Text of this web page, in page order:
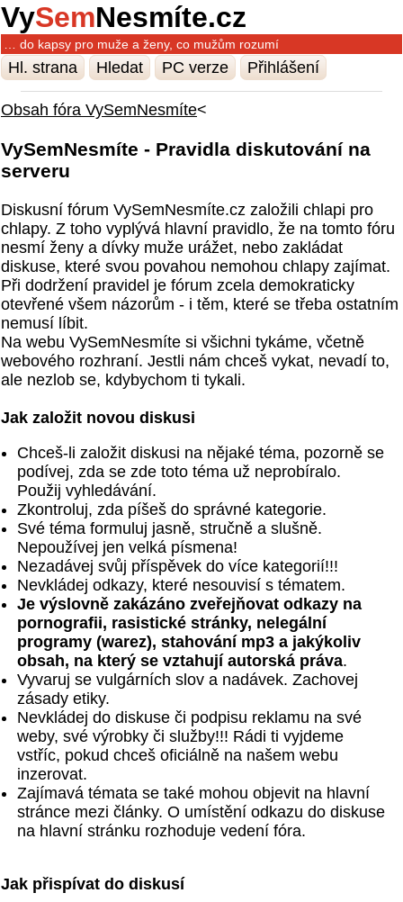
VySemNesmíte.cz
… do kapsy pro muže a ženy, co mužům rozumí
Hl. strana Hledat PC verze Přihlášení
Obsah fóra VySemNesmíte<
VySemNesmíte - Pravidla diskutování na
serveru
Diskusní fórum VySemNesmíte.cz založili chlapi pro
chlapy. Z toho vyplývá hlavní pravidlo, že na tomto fóru
nesmí ženy a dívky muže urážet, nebo zakládat
diskuse, které svou povahou nemohou chlapy zajímat.
Při dodržení pravidel je fórum zcela demokraticky
otevřené všem názorům - i těm, které se třeba ostatním
nemusí líbit.
Na webu VySemNesmíte si všichni tykáme, včetně
webového rozhraní. Jestli nám chceš vykat, nevadí to,
ale nezlob se, kdybychom ti tykali.
Jak založit novou diskusi
Chceš-li založit diskusi na nějaké téma, pozorně se
podívej, zda se zde toto téma už neprobíralo.
Použij vyhledávání.
Zkontroluj, zda píšeš do správné kategorie.
Své téma formuluj jasně, stručně a slušně.
Nepoužívej jen velká písmena!
Nezadávej svůj příspěvek do více kategorií!!!
Nevkládej odkazy, které nesouvisí s tématem.
Je výslovně zakázáno zveřejňovat odkazy na
pornografii, rasistické stránky, nelegální
programy (warez), stahování mp3 a jakýkoliv
obsah, na který se vztahují autorská práva.
Vyvaruj se vulgárních slov a nadávek. Zachovej
zásady etiky.
Nevkládej do diskuse či podpisu reklamu na své
weby, své výrobky či služby!!! Rádi ti vyjdeme
vstříc, pokud chceš oficiálně na našem webu
inzerovat.
Zajímavá témata se také mohou objevit na hlavní
stránce mezi články. O umístění odkazu do diskuse
na hlavní stránku rozhoduje vedení fóra.
Jak přispívat do diskusí